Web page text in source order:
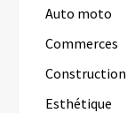
Auto moto
Commerces
Esthétique